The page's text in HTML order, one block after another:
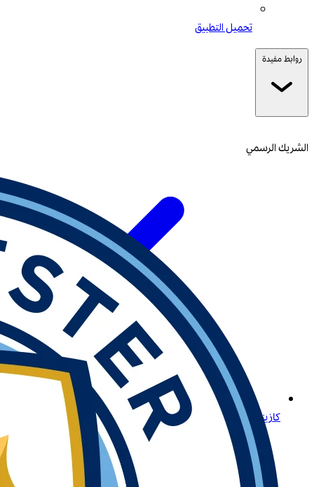
تحميل التطبيق
روابط مفيدة
كازينو Betway أونلاين: وجهتك الأولى لتجربة ألعاب متميزة في الجزائر
الشريك الرسمي